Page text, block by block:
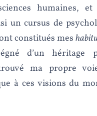
humaines, et
un cursus de
constitués mes
d’un héritage
ma propre
à ces visions du